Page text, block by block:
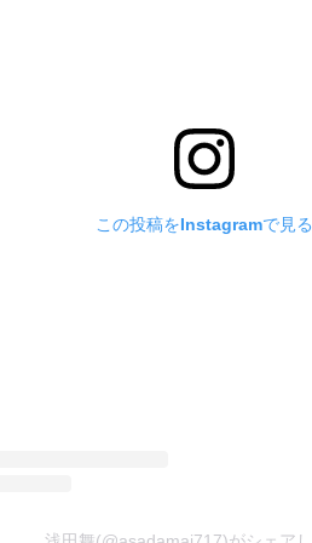
この投稿をInstagramで見る